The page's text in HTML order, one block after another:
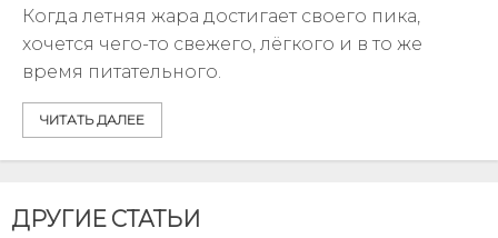
Когда летняя жара достигает своего пика,
хочется чего-то свежего, лёгкого и в то же
время питательного.
ЧИТАТЬ ДАЛЕЕ
ДРУГИЕ СТАТЬИ